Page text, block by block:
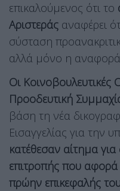
επικαλούμενος ότι το
Αριστεράς αναφέρει
σύσταση
αλλά μόνο η αναφορά
Οι
Προοδευτική
βάση τη νέα
Εισαγγελίας για την
κατέθεσαν αίτημα
επιτροπής που
πρώην επικεφαλής